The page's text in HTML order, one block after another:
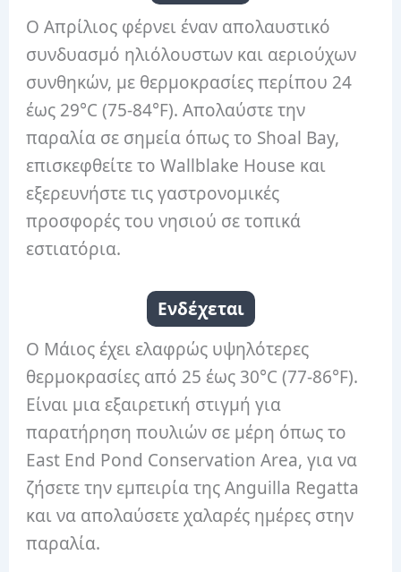
Ο Απρίλιος φέρνει έναν απολαυστικό
συνδυασμό ηλιόλουστων και αεριούχων
συνθηκών, με θερμοκρασίες περίπου 24
έως 29°C (75-84°F). Απολαύστε την
παραλία σε σημεία όπως το Shoal Bay,
επισκεφθείτε το Wallblake House και
εξερευνήστε τις γαστρονομικές
προσφορές του νησιού σε τοπικά
εστιατόρια.
Ενδέχεται
Ο Μάιος έχει ελαφρώς υψηλότερες
θερμοκρασίες από 25 έως 30°C (77-86°F).
Είναι μια εξαιρετική στιγμή για
παρατήρηση πουλιών σε μέρη όπως το
East End Pond Conservation Area, για να
ζήσετε την εμπειρία της Anguilla Regatta
και να απολαύσετε χαλαρές ημέρες στην
παραλία.